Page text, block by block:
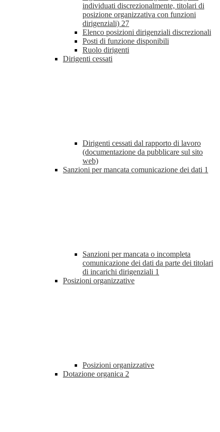
individuati discrezionalmente, titolari di
posizione organizzativa con funzioni
dirigenziali) 27
Elenco posizioni dirigenziali discrezionali
Posti di funzione disponibili
Ruolo dirigenti
Dirigenti cessati
Dirigenti cessati dal rapporto di lavoro
(documentazione da pubblicare sul sito
web)
Sanzioni per mancata comunicazione dei dati 1
Sanzioni per mancata o incompleta
comunicazione dei dati da parte dei titolari
di incarichi dirigenziali 1
Posizioni organizzative
Posizioni organizzative
Dotazione organica 2